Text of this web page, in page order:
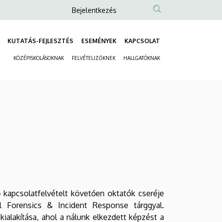
Anonim
fiók
menüje
Bejelentkezés
KUTATÁS-FEJLESZTÉS ESEMÉNYEK KAPCSOLAT
KÖZÉPISKOLÁSOKNAK FELVÉTELIZŐKNEK HALLGATÓKNAK
kapcsolatfelvételt követően oktatók cseréje
& Incident Response tárggyal.
ahol a nálunk elkezdett képzést a